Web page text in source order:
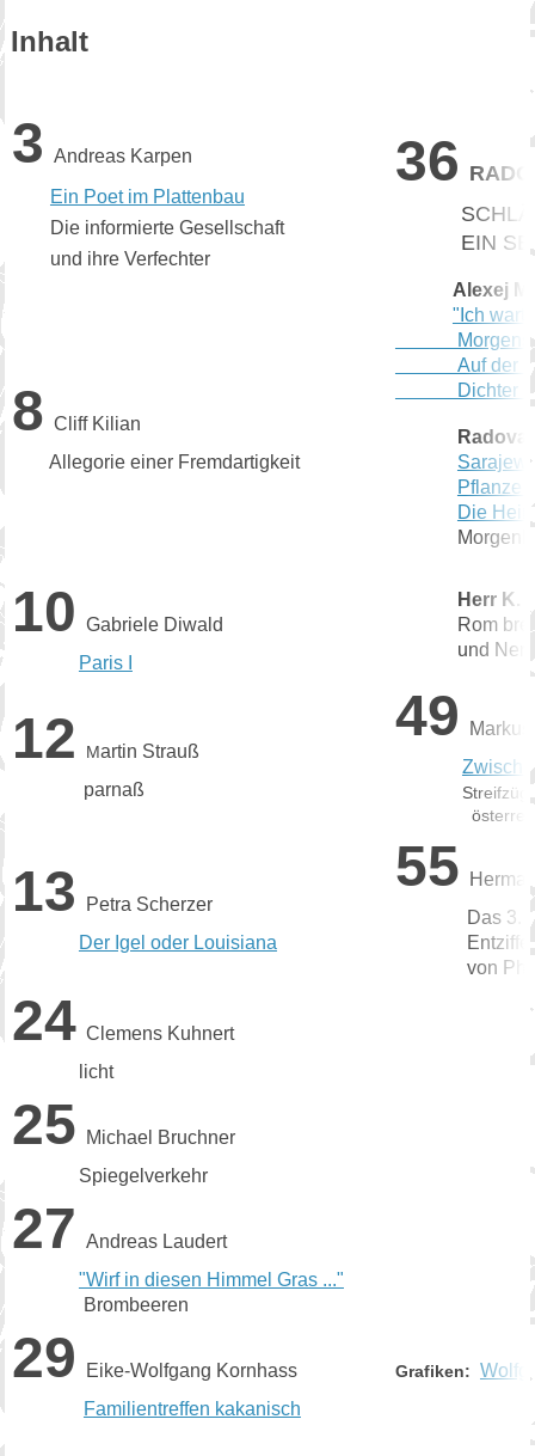
Inhalt
3 Andreas Karpen
Ein Poet im Plattenbau
Die informierte Gesellschaft
und ihre Verfechter
36
EIN
8 Cliff Kilian
Allegorie einer Fremdartigkeit
Alexej
"Ich
Auf der
Dichter
Pflanze
Die
10 Gabriele Diwald
Paris I
Herr K.
Rom
und Nero
12 Martin Strauß
parnaß
49
13
Petra Scherzer
Der Igel oder Louisiana
55
Das 3.
von
24 Clemens Kuhnert
licht
25
Michael Bruchner
Spiegelverkehr
27 Andreas Laudert
"Wirf in diesen Himmel Gras ..."
Brombeeren
29
Eike-Wolfgang Kornhass
Familientreffen kakanisch
Grafiken: